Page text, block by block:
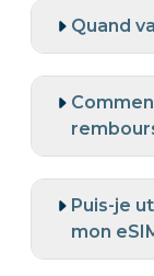
Quand
Puis-je
mon